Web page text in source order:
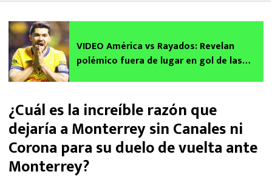
VIDEO América vs Rayados: Revelan
polémico fuera de lugar en gol de las
¿Cuál es la increíble razón que
dejaría a Monterrey sin Canales ni
Corona para su duelo de vuelta ante
Monterrey?